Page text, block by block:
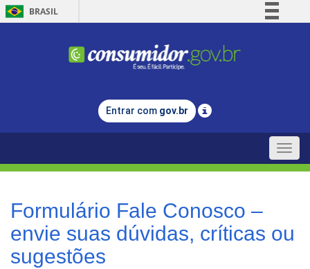
BRASIL
Comunica BR
Legislação
Entrar com gov.br
Toggle
Formulário Fale Conosco –
envie suas dúvidas, críticas ou
sugestões